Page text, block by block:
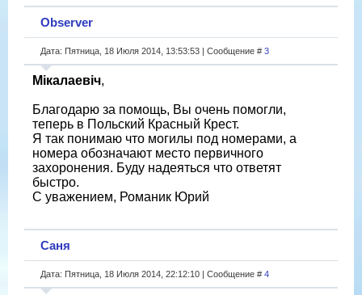
Observer
Дата: Пятница, 18 Июля 2014, 13:53:53 | Сообщение # 3
Мікалаевіч,
Благодарю за помощь, Вы очень помогли,
теперь в Польский Красный Крест.
Я так понимаю что могилы под номерами, а
номера обозначают место первичного
захоронения. Буду надеяться что ответят
быстро.
С уважением, Романик Юрий
Саня
Дата: Пятница, 18 Июля 2014, 22:12:10 | Сообщение # 4